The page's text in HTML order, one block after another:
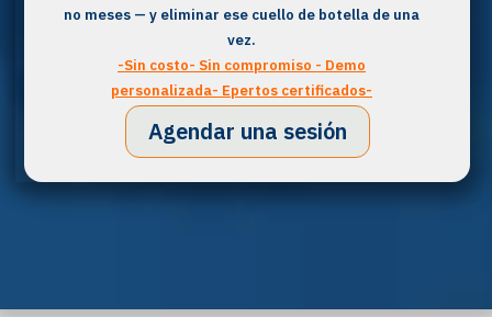
no meses — y eliminar ese cuello de botella de una
vez.
-Sin costo- Sin compromiso - Demo
personalizada- Epertos certificados-
Agendar una sesión